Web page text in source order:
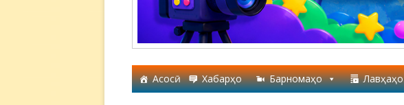
Асосӣ Хабарҳо Барномаҳо Лавҳаҳо